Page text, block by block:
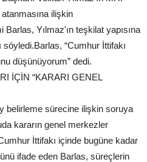
ilişkin
Yılmaz'ın teşkilat yapısına
söyledi.Barlas, “Cumhur İttifakı
düşünüyorum” dedi.
İÇİN “KARARI GENEL
belirleme sürecine ilişkin soruya
kararın genel merkezler
İttifakı içinde bugüne kadar
ifade eden Barlas, süreçlerin